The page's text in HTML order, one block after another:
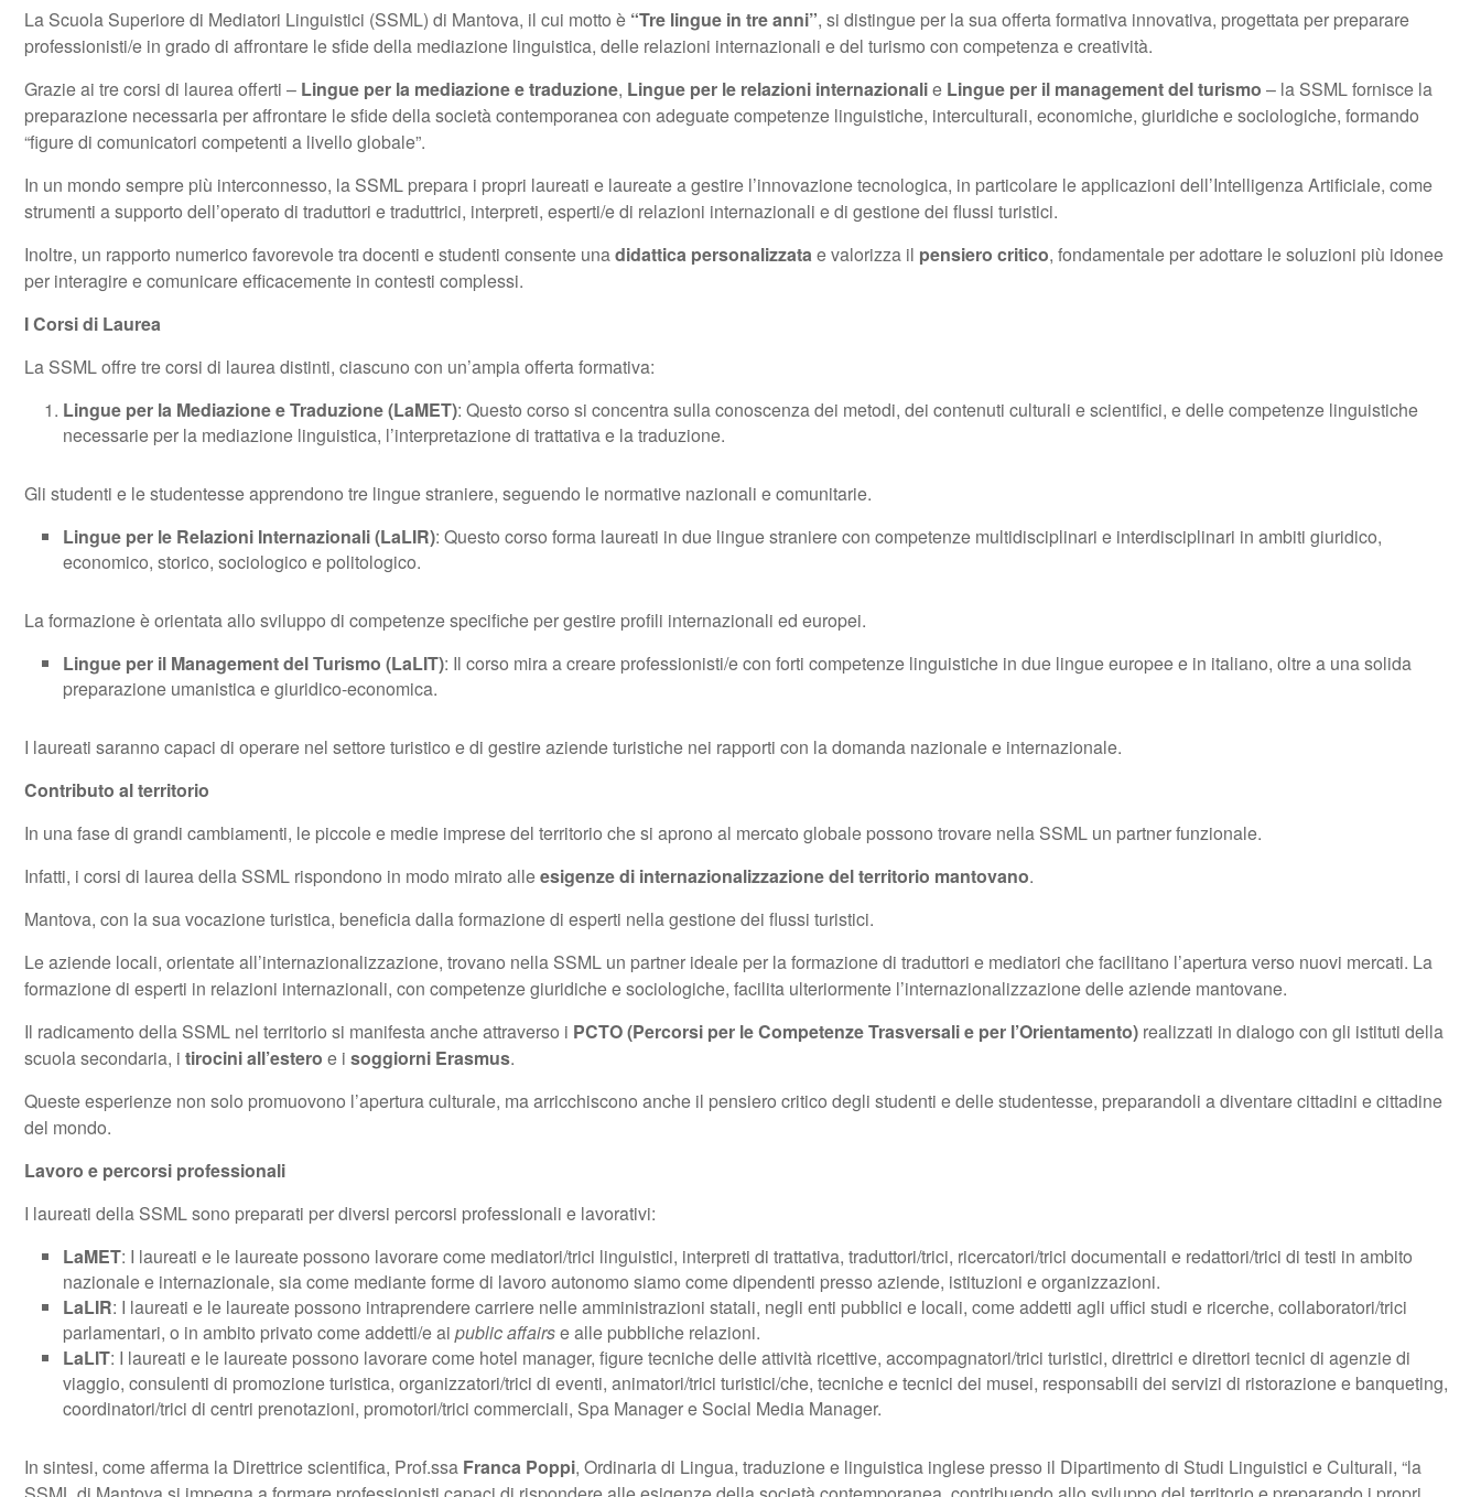
La Scuola Superiore di Mediatori Linguistici (SSML) di Mantova, il cui motto è “Tre lingue in tre anni”, si distingue per la sua offerta formativa innovativa, progettata per preparare
professionisti/e in grado di affrontare le sfide della mediazione linguistica, delle relazioni internazionali e del turismo con competenza e creatività.
Grazie ai tre corsi di laurea offerti – Lingue per la mediazione e traduzione, Lingue per le relazioni internazionalie Lingue per il management del turismo – la SSML fornisce la
preparazione necessaria per affrontare le sfide della società contemporanea con adeguate competenze linguistiche, interculturali, economiche, giuridiche e sociologiche, formando
“figure di comunicatori competenti a livello globale”.
In un mondo sempre più interconnesso, la SSML prepara i propri laureati e laureate a gestire l’innovazione tecnologica, in particolare le applicazioni dell’Intelligenza Artificiale, come
strumenti a supporto dell’operato di traduttori e traduttrici, interpreti, esperti/e di relazioni internazionali e di gestione dei flussi turistici.
Inoltre, un rapporto numerico favorevole tra docenti e studenti consente unadidattica personalizzata e valorizza il pensiero critico, fondamentale per adottare le soluzioni più idonee
per interagire e comunicare efficacemente in contesti complessi.
I Corsi di Laurea
La SSML offre tre corsi di laurea distinti, ciascuno con un’ampia offerta formativa:
Lingue per la Mediazione e Traduzione (LaMET): Questo corso si concentra sulla conoscenza dei metodi, dei contenuti culturali e scientifici, e delle competenze linguistiche
necessarie per la mediazione linguistica, l’interpretazione di trattativa e la traduzione.
Gli studenti e le studentesse apprendono tre lingue straniere, seguendo le normative nazionali e comunitarie.
Lingue per le Relazioni Internazionali (LaLIR): Questo corso forma laureati in due lingue straniere con competenze multidisciplinari e interdisciplinari in ambiti giuridico,
economico, storico, sociologico e politologico.
La formazione è orientata allo sviluppo di competenze specifiche per gestire profili internazionali ed europei.
Lingue per il Management del Turismo (LaLIT): Il corso mira a creare professionisti/e con forti competenze linguistiche in due lingue europee e in italiano, oltre a una solida
preparazione umanistica e giuridico-economica.
I laureati saranno capaci di operare nel settore turistico e di gestire aziende turistiche nei rapporti con la domanda nazionale e internazionale.
Contributo al territorio
In una fase di grandi cambiamenti, le piccole e medie imprese del territorio che si aprono al mercato globale possono trovare nella SSML un partner funzionale.
Infatti, i corsi di laurea della SSML rispondono in modo mirato alleesigenze di internazionalizzazione del territorio mantovano.
Mantova, con la sua vocazione turistica, beneficia dalla formazione di esperti nella gestione dei flussi turistici.
Le aziende locali, orientate all’internazionalizzazione, trovano nella SSML un partner ideale per la formazione di traduttori e mediatori che facilitano l’apertura verso nuovi mercati. La
formazione di esperti in relazioni internazionali, con competenze giuridiche e sociologiche, facilita ulteriormente l’internazionalizzazione delle aziende mantovane.
Il radicamento della SSML nel territorio si manifesta anche attraverso i PCTO (Percorsi per le Competenze Trasversali e per l’Orientamento) realizzati in dialogo con gli istituti della
scuola secondaria, i tirocini all’estero e i soggiorni Erasmus.
Queste esperienze non solo promuovono l’apertura culturale, ma arricchiscono anche il pensiero critico degli studenti e delle studentesse, preparandoli a diventare cittadini e cittadine
del mondo.
Lavoro e percorsi professionali
I laureati della SSML sono preparati per diversi percorsi professionali e lavorativi:
LaMET: I laureati e le laureate possono lavorare come mediatori/trici linguistici, interpreti di trattativa, traduttori/trici, ricercatori/trici documentali e redattori/trici di testi in ambito
nazionale e internazionale, sia come mediante forme di lavoro autonomo siamo come dipendenti presso aziende, istituzioni e organizzazioni.
LaLIR: I laureati e le laureate possono intraprendere carriere nelle amministrazioni statali, negli enti pubblici e locali, come addetti agli uffici studi e ricerche, collaboratori/trici
parlamentari, o in ambito privato come addetti/e ai public affairse alle pubbliche relazioni.
LaLIT: I laureati e le laureate possono lavorare come hotel manager, figure tecniche delle attività ricettive, accompagnatori/trici turistici, direttrici e direttori tecnici di agenzie di
viaggio, consulenti di promozione turistica, organizzatori/trici di eventi, animatori/trici turistici/che, tecniche e tecnici dei musei, responsabili dei servizi di ristorazione e banqueting,
coordinatori/trici di centri prenotazioni, promotori/trici commerciali, Spa Manager e Social Media Manager.
In sintesi, come afferma la Direttrice scientifica, Prof.ssa Franca Poppi, Ordinaria di Lingua, traduzione e linguistica inglese presso il Dipartimento di Studi Linguistici e Culturali, “la